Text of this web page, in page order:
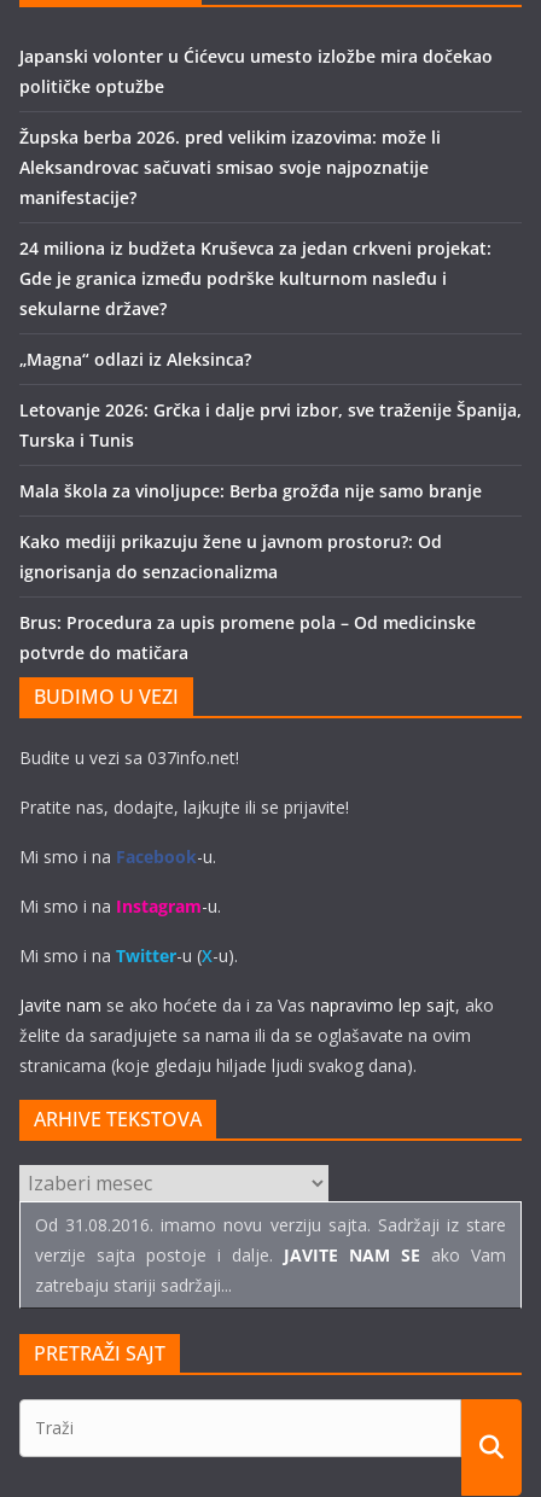
Japanski volonter u Ćićevcu umesto izložbe mira dočekao
političke optužbe
Župska berba 2026. pred velikim izazovima: može li
Aleksandrovac sačuvati smisao svoje najpoznatije
manifestacije?
24 miliona iz budžeta Kruševca za jedan crkveni projekat:
Gde je granica između podrške kulturnom nasleđu i
sekularne države?
„Magna“ odlazi iz Aleksinca?
Letovanje 2026: Grčka i dalje prvi izbor, sve traženije Španija,
Turska i Tunis
Mala škola za vinoljupce: Berba grožđa nije samo branje
Kako mediji prikazuju žene u javnom prostoru?: Od
ignorisanja do senzacionalizma
Brus: Procedura za upis promene pola – Od medicinske
potvrde do matičara
BUDIMO U VEZI
Budite u vezi sa 037info.net!
Pratite nas, dodajte, lajkujte ili se prijavite!
Mi smo i na Facebook-u.
Mi smo i na Instagram-u.
Mi smo i na Twitter-u (X-u).
Javite nam se ako hoćete da i za Vas napravimo lep sajt, ako
želite da saradjujete sa nama ili da se oglašavate na ovim
stranicama (koje gledaju hiljade ljudi svakog dana).
ARHIVE TEKSTOVA
ARHIVE
TEKSTOVA
Od 31.08.2016. imamo novu verziju sajta. Sadržaji iz stare
verzije sajta postoje i dalje. JAVITE NAM SE ako Vam
zatrebaju stariji sadržaji...
PRETRAŽI SAJT